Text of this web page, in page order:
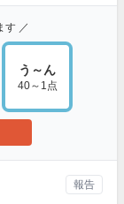
す ／
う～ん
40～1点
報告